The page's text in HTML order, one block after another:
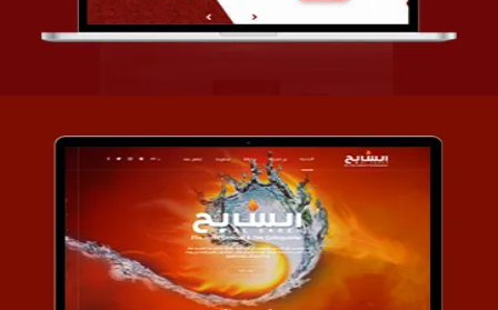
تصميم موقع السابح للصناعات المعدنية
التفاصيل